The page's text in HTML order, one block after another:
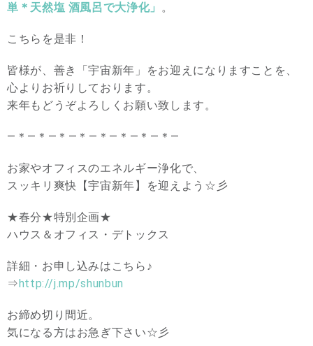
単＊天然塩 酒風呂で大浄化」 。
こちらを是非！
皆様が、善き「宇宙新年」をお迎えになりますことを、
心よりお祈りしております。
来年もどうぞよろしくお願い致します。
―＊―＊―＊―＊―＊―＊―＊―＊―
お家やオフィスのエネルギー浄化で、
スッキリ爽快【宇宙新年】を迎えよう☆彡
★春分★特別企画★
ハウス＆オフィス・デトックス
詳細・お申し込みはこちら♪
⇒ http://j.mp/shunbun
お締め切り間近。
気になる方はお急ぎ下さい☆彡